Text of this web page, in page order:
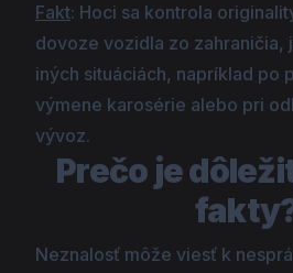
Fakt: Hoci sa kontrola
dovoze vozidla zo zahraničia,
iných situáciách, napríklad po
výmene karosérie alebo pri
vývoz.
Prečo je
Neznalosť môže viesť k